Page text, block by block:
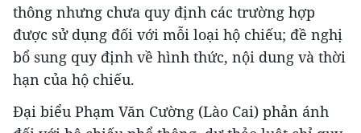
thông nhưng chưa quy định các trường hợp
được sử dụng đối với mỗi loại hộ chiếu; đề nghị
bổ sung quy định về hình thức, nội dung và thời
hạn của hộ chiếu.
Đại biểu Phạm Văn Cường (Lào Cai) phản ánh